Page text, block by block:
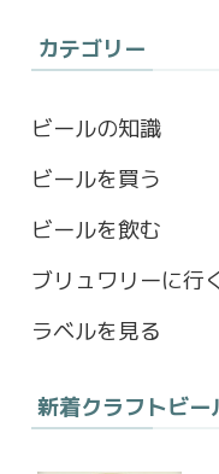
c
b
o
o
k
t
a
g
r
a
M
カテゴリー
ビールの知識
ビールを買う
ビールを飲む
ブリュワリーに行
ラベルを見る
新着クラフトビー